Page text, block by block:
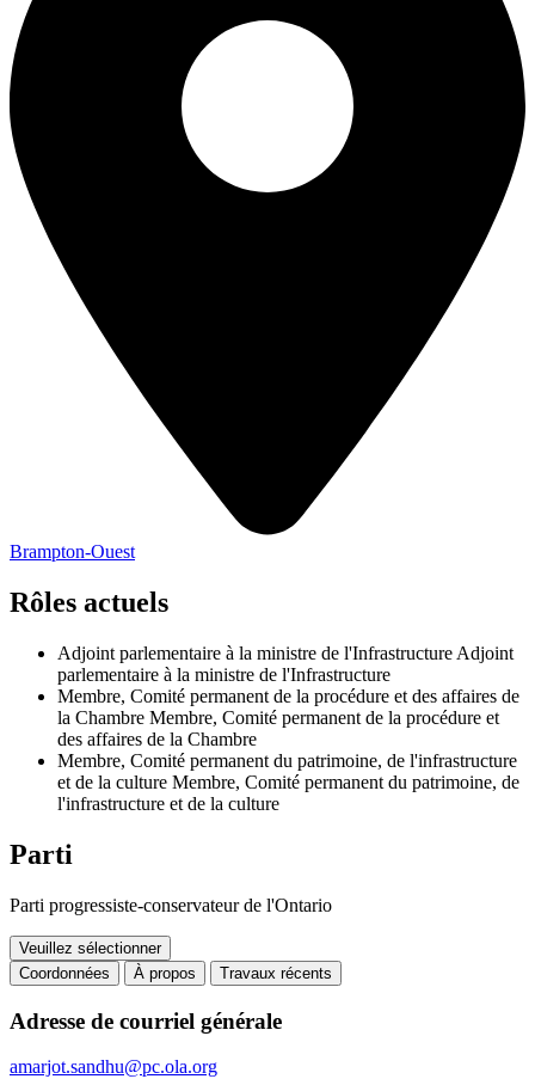
Brampton-Ouest
Rôles actuels
Adjoint parlementaire à la ministre de l'Infrastructure Adjoint
parlementaire à la ministre de l'Infrastructure
Membre, Comité permanent de la procédure et des affaires de
la Chambre Membre, Comité permanent de la procédure et
des affaires de la Chambre
Membre, Comité permanent du patrimoine, de l'infrastructure
et de la culture Membre, Comité permanent du patrimoine, de
l'infrastructure et de la culture
Parti
Parti progressiste-conservateur de l'Ontario
Veuillez sélectionner
Coordonnées
À propos Travaux récents
Coordonnées
Adresse de courriel générale
amarjot.sandhu@pc.ola.org